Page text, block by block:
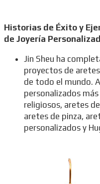
Historias de Éxito y
de Joyería
Jin Sheu ha
proyectos de
de todo el mundo.
personalizados
religiosos, aretes
aretes de pinza,
personalizados y